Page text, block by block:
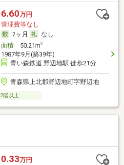
6.60万円
管理費等なし
2ヶ月
なし
面積50.21m2
1987年9月(築39年)
青い森鉄道 野辺地駅 徒歩21分
青森県上北郡野辺地町字野辺地
2階以上
0.33万円